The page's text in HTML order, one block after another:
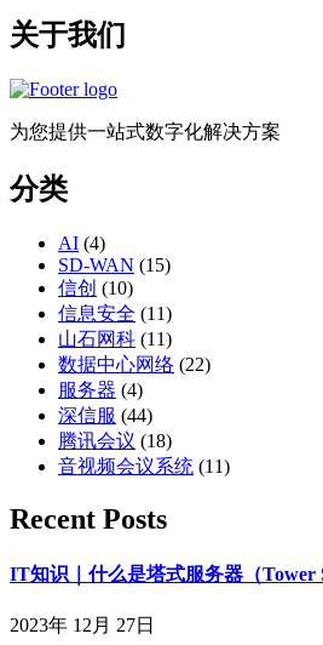
关于我们
为您提供一站式数字化解决方案
分类
AI (4)
SD-WAN (15)
信创 (10)
信息安全 (11)
山石网科 (11)
数据中心网络 (22)
服务器 (4)
深信服 (44)
腾讯会议 (18)
音视频会议系统 (11)
Recent Posts
IT知识｜什么是塔式服务器（Tower
2023年 12月 27日